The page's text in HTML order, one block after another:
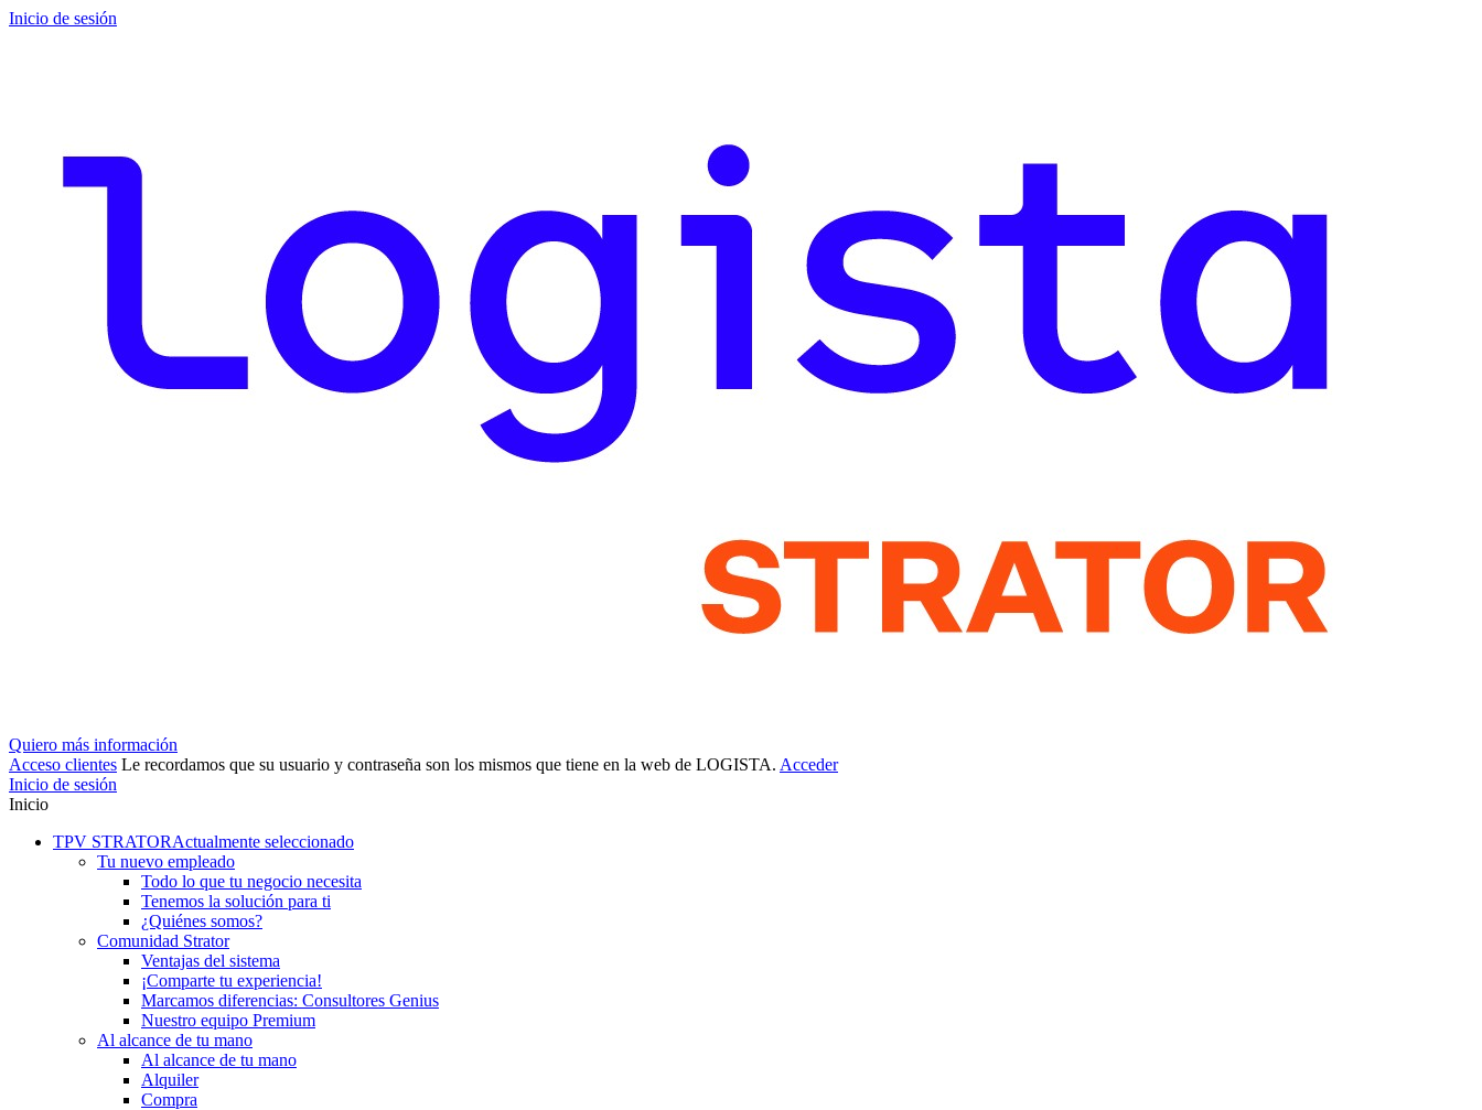
Inicio de sesión
Quiero más información
Acceso clientes Le recordamos que su usuario y contraseña son los mismos que tiene en la web de LOGISTA. Acceder
Inicio de sesión
Inicio
TPV STRATORActualmente seleccionado
Tu nuevo empleado
Todo lo que tu negocio necesita
Tenemos la solución para ti
¿Quiénes somos?
Comunidad Strator
Ventajas del sistema
¡Comparte tu experiencia!
Marcamos diferencias: Consultores Genius
Nuestro equipo Premium
Al alcance de tu mano
Al alcance de tu mano
Alquiler
Compra